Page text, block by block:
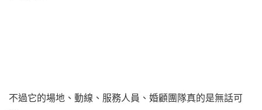
不過它的場地、動線、服務人員、婚顧團隊真的是無話可